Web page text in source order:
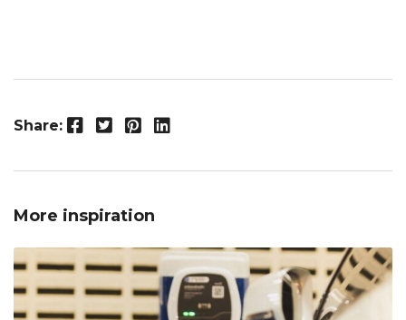
Share: Facebook Twitter Pinterest LinkedIn
More inspiration